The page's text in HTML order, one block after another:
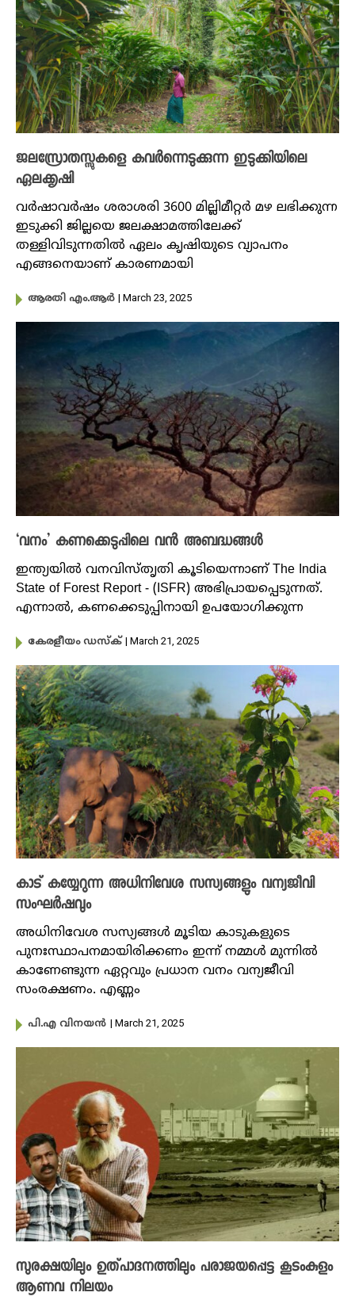
ജലസ്രോതസ്സുകളെ കവർന്നെടുക്കുന്ന ഇടുക്കിയിലെ
ഏലക്കൃഷി
വർഷാവർഷം ശരാശരി 3600 മില്ലിമീറ്റർ മഴ ലഭിക്കുന്ന
ഇടുക്കി ജില്ലയെ ജലക്ഷാമത്തിലേക്ക്
തള്ളിവിടുന്നതിൽ ഏലം കൃഷിയുടെ വ്യാപനം
എങ്ങനെയാണ് കാരണമായി
ആരതി എം.ആർ | March 23, 2025
‘വനം’ കണക്കെടുപ്പിലെ വൻ അബദ്ധങ്ങൾ
ഇന്ത്യയിൽ വനവിസ്തൃതി കൂടിയെന്നാണ് The India
State of Forest Report - (ISFR) അഭിപ്രായപ്പെടുന്നത്.
എന്നാൽ, കണക്കെടുപ്പിനായി ഉപയോ​ഗിക്കുന്ന
കേരളീയം ഡസ്ക് | March 21, 2025
കാട് കയ്യേറുന്ന അധിനിവേശ സസ്യങ്ങളും വന്യജീവി
സംഘർഷവും
അധിനിവേശ സസ്യങ്ങൾ മൂടിയ കാടുകളുടെ
പുനഃസ്ഥാപനമായിരിക്കണം ഇന്ന് നമ്മള്‍ മുന്നിൽ
കാണേണ്ടുന്ന ഏറ്റവും പ്രധാന വനം വന്യജീവി
സംരക്ഷണം. എണ്ണം
പി.എ വിനയന്‍ | March 21, 2025
സുരക്ഷയിലും ഉത്പാദനത്തിലും പരാജയപ്പെട്ട കൂടംകുളം
ആണവ നിലയം